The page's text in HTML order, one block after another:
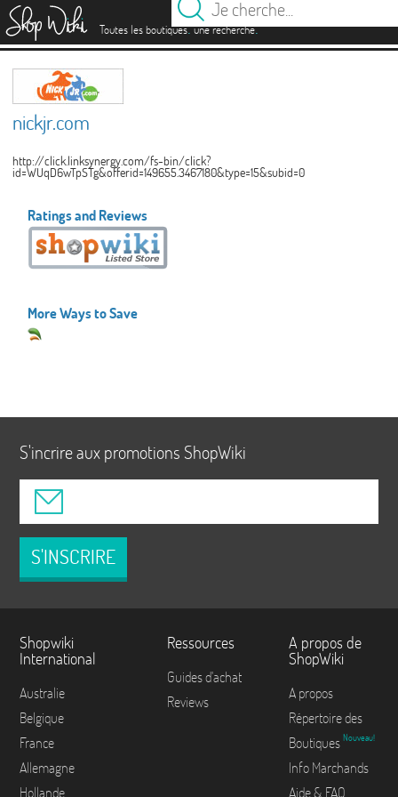
Toutes les boutiques.une recherche.
nickjr.com
http://click.linksynergy.com/fs-bin/click?
id=WUqD6wTpSTg&offerid=149655.3467180&type=15&subid=0
Ratings and Reviews
More Ways to Save
S'incrire aux promotions ShopWiki
S'INSCRIRE
Shopwiki
International
Australie
Belgique
France
Allemagne
Hollande
Ressources
Guides d'achat
Reviews
A propos de
ShopWiki
A propos
Répertoire des
Boutiques Nouveau!
Info Marchands
Aide & FAQ